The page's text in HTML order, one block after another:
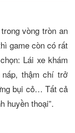
vòng tròn an
game còn có rất
Lái xe khám
thậm chí trở
bụi cỏ… Tất cả
huyền thoại”.